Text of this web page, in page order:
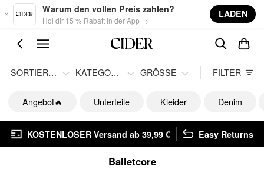
Skip to main content
Warum den vollen Preis zahlen?
Hol dir 15 % Rabatt in der App →
LADEN
SORTIEREN KATEGORIE GRÖSSE FILTER
Angebot🔥 Unterteile Kleider Denim
KOSTENLOSER Versand ab 39,99 € Easy Returns
Balletcore